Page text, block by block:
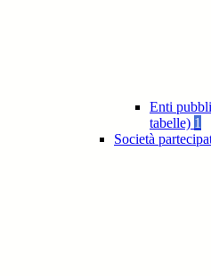
Enti
tabelle) 1
Società